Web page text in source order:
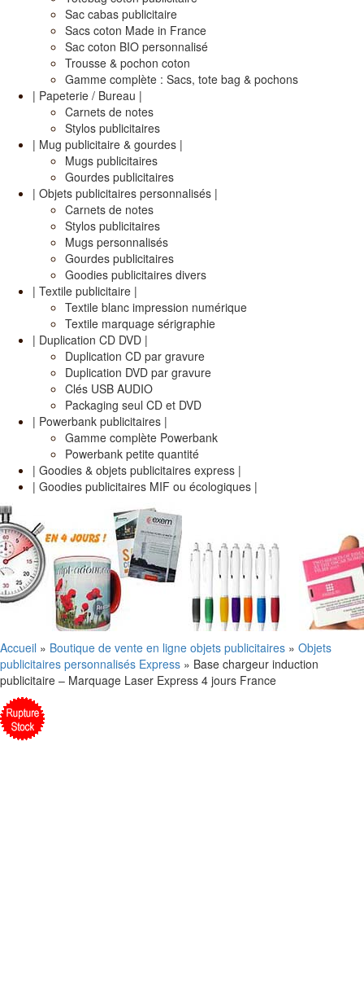
Sac cabas publicitaire
Sacs coton Made in France
Sac coton BIO personnalisé
Trousse & pochon coton
Gamme complète : Sacs, tote bag & pochons
| Papeterie / Bureau |
Carnets de notes
Stylos publicitaires
| Mug publicitaire & gourdes |
Mugs publicitaires
Gourdes publicitaires
| Objets publicitaires personnalisés |
Carnets de notes
Stylos publicitaires
Mugs personnalisés
Gourdes publicitaires
Goodies publicitaires divers
| Textile publicitaire |
Textile blanc impression numérique
Textile marquage sérigraphie
| Duplication CD DVD |
Duplication CD par gravure
Duplication DVD par gravure
Clés USB AUDIO
Packaging seul CD et DVD
| Powerbank publicitaires |
Gamme complète Powerbank
Powerbank petite quantité
| Goodies & objets publicitaires express |
| Goodies publicitaires MIF ou écologiques |
Accueil » Boutique de vente en ligne objets publicitaires » Objets
publicitaires personnalisés Express » Base chargeur induction
publicitaire – Marquage Laser Express 4 jours France